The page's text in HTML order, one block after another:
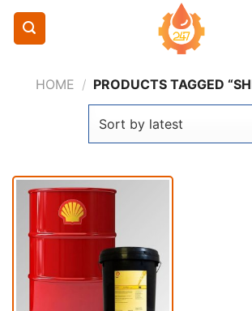
Chuyển
nội
HOME / PRODUCTS TAGGED